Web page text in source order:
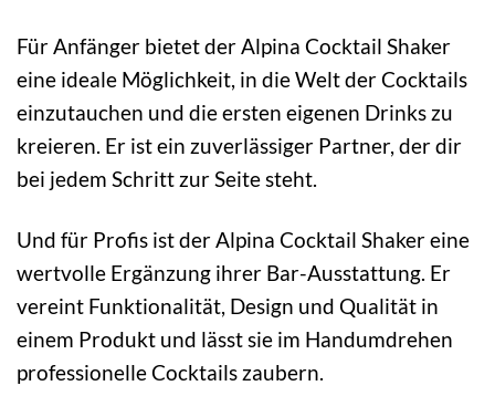
Für Anfänger bietet der Alpina Cocktail Shaker
eine ideale Möglichkeit, in die Welt der Cocktails
einzutauchen und die ersten eigenen Drinks zu
kreieren. Er ist ein zuverlässiger Partner, der dir
bei jedem Schritt zur Seite steht.
Und für Profis ist der Alpina Cocktail Shaker eine
wertvolle Ergänzung ihrer Bar-Ausstattung. Er
vereint Funktionalität, Design und Qualität in
einem Produkt und lässt sie im Handumdrehen
professionelle Cocktails zaubern.